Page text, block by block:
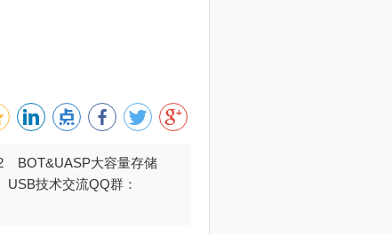
BOT&UASP大容量存储
技术交流QQ群：